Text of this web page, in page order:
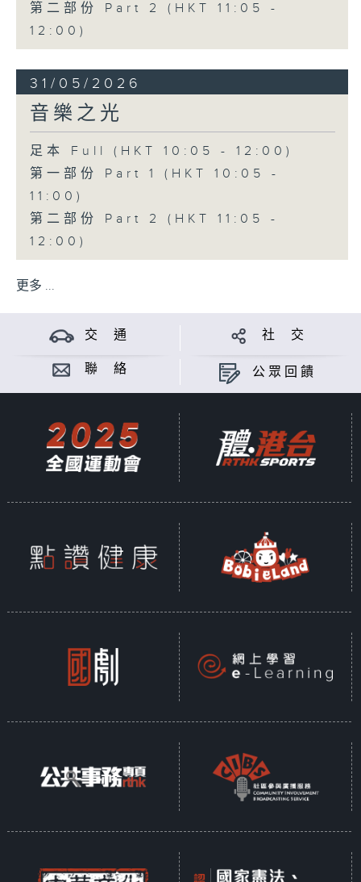
第二部份 Part 2 (HKT 11:05 -
12:00)
31/05/2026
音樂之光
足本 Full (HKT 10:05 - 12:00)
第一部份 Part 1 (HKT 10:05 -
11:00)
第二部份 Part 2 (HKT 11:05 -
12:00)
更多 ...
交 通 社 交
聯 絡 公眾回饋